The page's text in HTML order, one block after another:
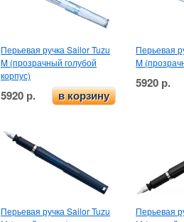
Перьевая ручка Sailor Tuzu
M (прозрачный голубой
корпус)
5920 р. в корзину
Перьевая
M
5920 р.
Перьевая ручка Sailor Tuzu
Перьевая